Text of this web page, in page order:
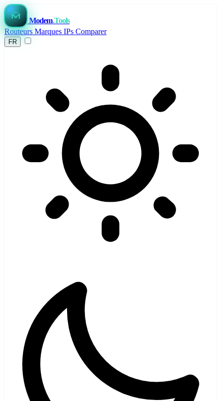
Modem.Tools
Routeurs Marques IPs Comparer
FR